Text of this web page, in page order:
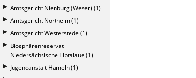
Amtsgericht Nienburg (Weser) (1)
Amtsgericht Northeim (1)
Amtsgericht Westerstede (1)
Biosphärenreservat
Niedersächsische Elbtalaue (1)
Jugendanstalt Hameln (1)